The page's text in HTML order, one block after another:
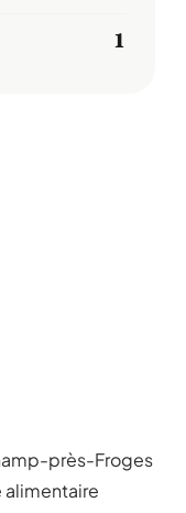
1
près-Froges